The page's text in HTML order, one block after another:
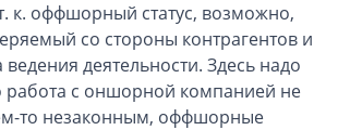
LP
LTD
к. оффшорный статус, возможно,
со стороны контрагентов и
ведения деятельности. Здесь надо
работа с оншорной компанией не
то незаконным, оффшорные